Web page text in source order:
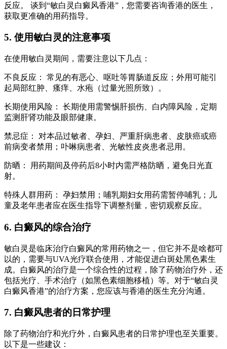
反应。 谈到“敏白灵白癜风香港”，您需要咨询香港的医生，
获取更准确的用药指导。
5. 使用敏白灵的注意事项
在使用敏白灵期间，需要注意以下几点：
不良反应： 常见的有恶心、呕吐等胃肠道反应；外用可能引
起局部红肿、瘙痒、水疱（过量光照所致）。
长期使用风险： 长期使用需警惕肝损伤、白内障风险，定期
监测肝肾功能及眼部健康。
禁忌症： 对本品过敏者、孕妇、严重肝病患者、皮肤癌或癌
前病变者禁用；卟啉病患者、光敏性皮炎患者忌用。
防晒： 用药期间及停药后8小时内需严格防晒，避免日光直
射。
特殊人群用药： 孕妇禁用；哺乳期妇女用药需暂停哺乳；儿
童及老年患者应在医生指导下调整剂量，密切观察反应。
6. 白癜风的综合治疗
敏白灵是临床治疗白癜风的常用药物之一，但它并不是啥都可
以的，需要与UVA光疗联合使用，才能促进白斑处黑色素生
成。白癜风的治疗是一个综合性的过程，除了药物治疗外，还
包括光疗、手术治疗（如黑色素细胞移植）等。对于“敏白灵
白癜风香港”的治疗方案，您应该与香港的医生充分沟通。
7. 白癜风患者的日常护理
除了药物治疗和光疗外，白癜风患者的日常护理也至关重要。
以下是一些建议：